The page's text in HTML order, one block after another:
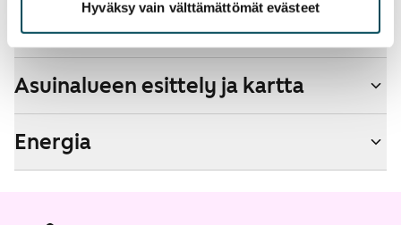
Hyväksy vain välttämättömät evästeet
Talon tiedot
Asuinalueen esittely ja kartta
Energia